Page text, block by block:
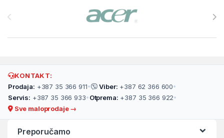
KONTAKT:
Prodaja: +387 35 366 911• Viber: +387 62 366 600•
Servis: +387 35 366 933• Otprema: +387 35 366 922•
Sve maloprodaje →
Preporučamo